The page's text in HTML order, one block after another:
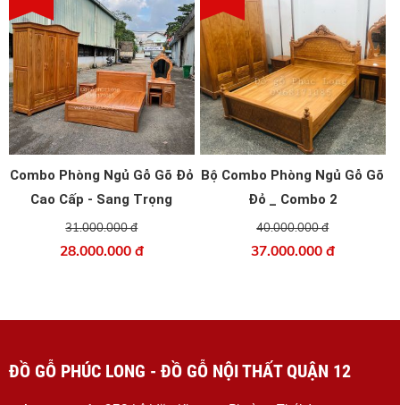
Combo Phòng Ngủ Gỗ Gõ Đỏ
Cao Cấp - Sang Trọng
31.000.000 đ
28.000.000 đ
Bộ Combo Phòng Ngủ Gỗ Gõ
Đỏ _ Combo 2
40.000.000 đ
37.000.000 đ
ĐỒ GỖ PHÚC LONG - ĐỒ GỖ NỘI THẤT QUẬN 12